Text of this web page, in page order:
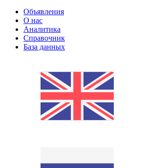
Объявления
О нас
Аналитика
Справочник
База данных